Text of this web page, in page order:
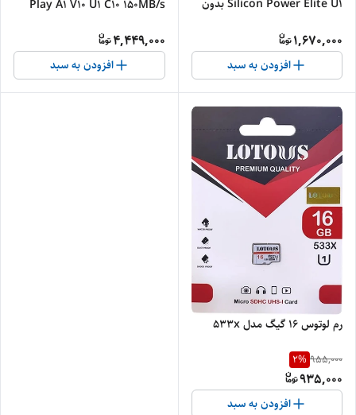
Silicon Power Elite U1 بدون
1,670,000
افزودن به سبد
Play A1 V10 U1 C10 150MB/s
4,449,000
افزودن به سبد
رم لوتوس 16 گیگ مدل 533x
955,000
2%
935,000
افزودن به سبد